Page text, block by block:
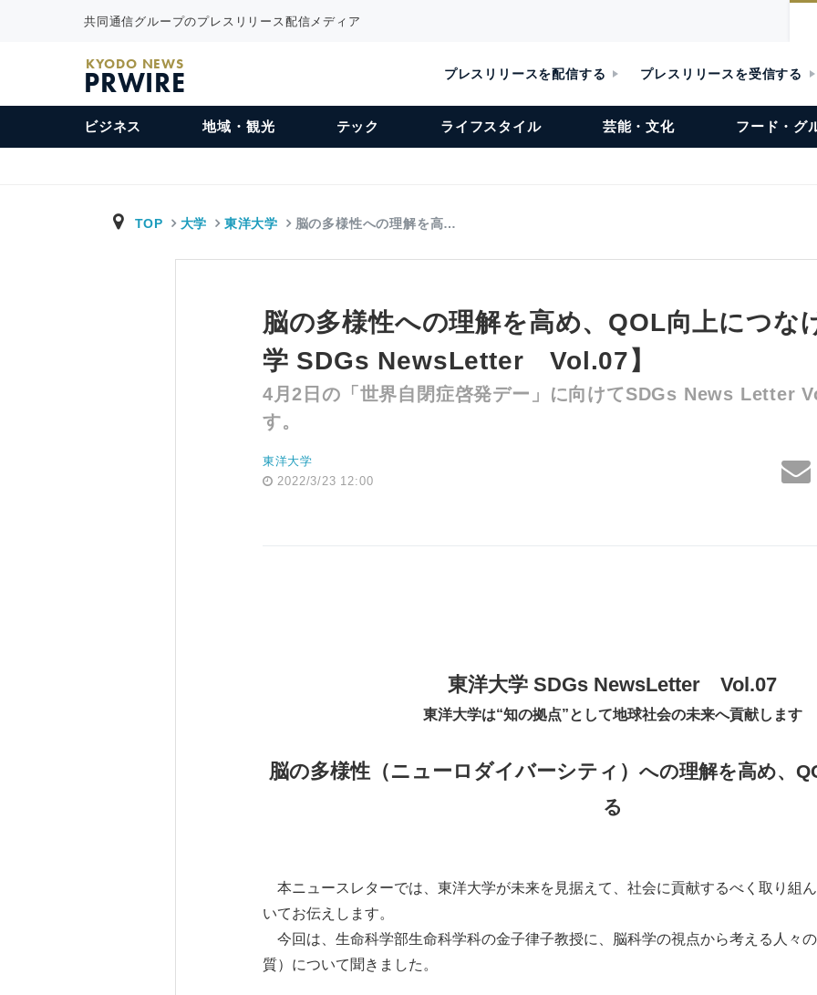
共同通信グループのプレスリリース配信メディア
KYODO NEWS
PRWIRE プレスリリースを配信する プレスリリースを受信する
ビジネス 地域・観光 テック ライフスタイル 芸能・文化 フード・グ
TOP 大学 東洋大学 脳の多様性への理解を高…
脳の多様性への理解を高め、QOL向上につな
学 SDGs NewsLetter Vol.07】
4月2日の「世界自閉症啓発デー」に向けてSDGs News Letter
す。
東洋大学
2022/3/23 12:00
東洋大学 SDGs NewsLetter Vol.07
東洋大学は“知の拠点”として地球社会の未来へ貢献します
脳の多様性（ニューロダイバーシティ）への理解を高め、
る
本ニュースレターでは、東洋大学が未来を見据えて、社会に貢献するべく取り組
いてお伝えします。
今回は、生命科学部生命科学科の金子律子教授に、脳科学の視点から考える人々
質）について聞きました。